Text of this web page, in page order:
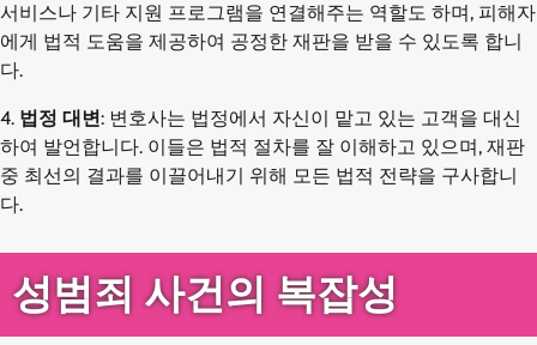
서비스나 기타 지원 프로그램을 연결해주는 역할도 하며, 피해자
에게 법적 도움을 제공하여 공정한 재판을 받을 수 있도록 합니
다.
4. 법정 대변: 변호사는 법정에서 자신이 맡고 있는 고객을 대신
하여 발언합니다. 이들은 법적 절차를 잘 이해하고 있으며, 재판
중 최선의 결과를 이끌어내기 위해 모든 법적 전략을 구사합니
다.
성범죄 사건의 복잡성